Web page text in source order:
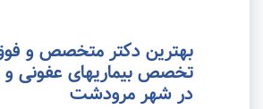
بهترین دکتر متخصص و
تخصص بیماریهای عفونی
در شهر مرودشت